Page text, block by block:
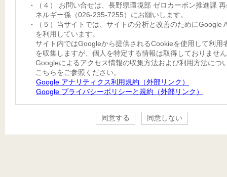
（４） お問い合せは、長野県環境部 ゼロカーボン推進課
ネルギー係（026-235-7255）にお願いします。
（５）当サイトでは、サイトの分析と改善のためにGoogle
を利用しています。
サイト内ではGoogleから提供されるCookieを使用して利用
を収集しますが、個人を特定する情報は取得しておりませ
Googleによるアクセス情報の収集方法および利用方法につ
こちらをご参照ください。
Google アナリティクス利用規約（外部リンク）
Google プライバシーポリシーと規約（外部リンク）
同意する 同意しない